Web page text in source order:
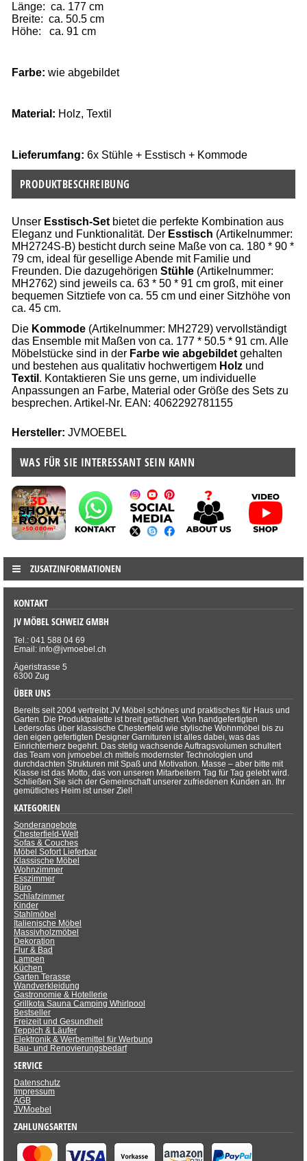
Länge: ca. 177 cm
Breite: ca. 50.5 cm
Höhe: ca. 91 cm
Farbe: wie abgebildet
Material: Holz, Textil
Lieferumfang: 6x Stühle + Esstisch + Kommode
PRODUKTBESCHREIBUNG
Unser Esstisch-Set bietet die perfekte Kombination aus
Eleganz und Funktionalität. Der Esstisch (Artikelnummer:
MH2724S-B) besticht durch seine Maße von ca. 180 * 90 *
79 cm, ideal für gesellige Abende mit Familie und
Freunden. Die dazugehörigen Stühle (Artikelnummer:
MH2762) sind jeweils ca. 63 * 50 * 91 cm groß, mit einer
bequemen Sitztiefe von ca. 55 cm und einer Sitzhöhe von
ca. 45 cm.
Die Kommode (Artikelnummer: MH2729) vervollständigt
das Ensemble mit Maßen von ca. 177 * 50.5 * 91 cm. Alle
Möbelstücke sind in der Farbe wie abgebildet gehalten
und bestehen aus qualitativ hochwertigem Holz und
Textil . Kontaktieren Sie uns gerne, um individuelle
Anpassungen an Farbe, Material oder Größe des Sets zu
besprechen. Artikel-Nr. EAN: 4062292781155
Hersteller: JVMOEBEL
WAS FÜR SIE INTERESSANT SEIN KANN
ZUSATZINFORMATIONEN
KONTAKT
JV MÖBEL SCHWEIZ GMBH
Tel.: 041 588 04 69
Email: info@jvmoebel.ch
Ägeristrasse 5
6300 Zug
ÜBER UNS
Bereits seit 2004 vertreibt JV Möbel schönes und praktisches für Haus und
Garten. Die Produktpalette ist breit gefächert. Von handgefertigten
Ledersofas über klassische Chesterfield wie stylische Wohnmöbel bis zu
den eigen gefertigten Designer Garnituren ist alles dabei, was das
Einrichterherz begehrt. Das stetig wachsende Auftragsvolumen schultert
das Team von jvmoebel.ch mittels modernster Technologien und
durchdachten Strukturen mit Spaß und Motivation. Masse – aber bitte mit
Klasse ist das Motto, das von unseren Mitarbeitern Tag für Tag gelebt wird.
Schließen Sie sich der Gemeinschaft unserer zufriedenen Kunden an. Ihr
gemütliches Heim ist unser Ziel!
KATEGORIEN
Sonderangebote
Chesterfield-Welt
Sofas & Couches
Möbel Sofort Lieferbar
Klassische Möbel
Wohnzimmer
Esszimmer
Büro
Schlafzimmer
Kinder
Stahlmöbel
Italienische Möbel
Massivholzmöbel
Dekoration
Flur & Bad
Lampen
Küchen
Garten Terasse
Wandverkleidung
Gastronomie & Hotellerie
Grillkota Sauna Camping Whirlpool
Bestseller
Freizeit und Gesundheit
Teppich & Läufer
Elektronik & Werbemittel für Werbung
Bau- und Renovierungsbedarf
SERVICE
Datenschutz
Impressum
AGB
JVMoebel
ZAHLUNGSARTEN